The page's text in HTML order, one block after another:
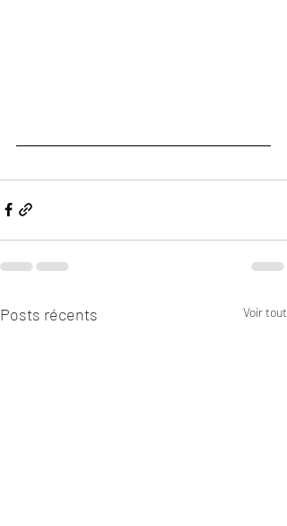
Posts récents Voir tout